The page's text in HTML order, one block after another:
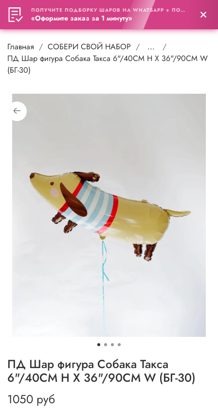
0
Главная СОБЕРИ СВОЙ НАБОР
...
ПД Шар фигура Собака Такса 6"/40СМ H X 36"/90СМ W
(БГ-30)
ПД Шар фигура Собака Такса
6"/40СМ H X 36"/90СМ W (БГ-30)
1050 руб
ПОЛУЧИТЕ ПОДБОРКУ ШАРОВ НА WHATSAPP + ПОДАРОК
«Оформите заказ за 1 минуту»